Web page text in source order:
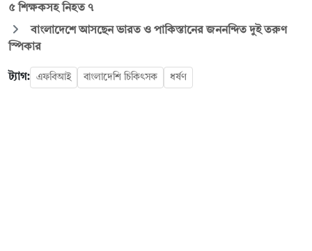
৫ শিক্ষকসহ নিহত ৭
বাংলাদেশে আসছেন ভারত ও পাকিস্তানের জননন্দিত দুই তরুণ
স্পিকার
ট্যাগ: এফবিআই বাংলাদেশি চিকিৎসক ধর্ষণ